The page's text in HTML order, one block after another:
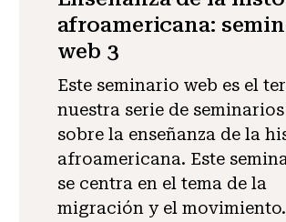
afroamericana:
web 3
Este seminario web es el
nuestra serie de
sobre la enseñanza de la
afroamericana. Este
se centra en el tema de la
migración y el movimiento.